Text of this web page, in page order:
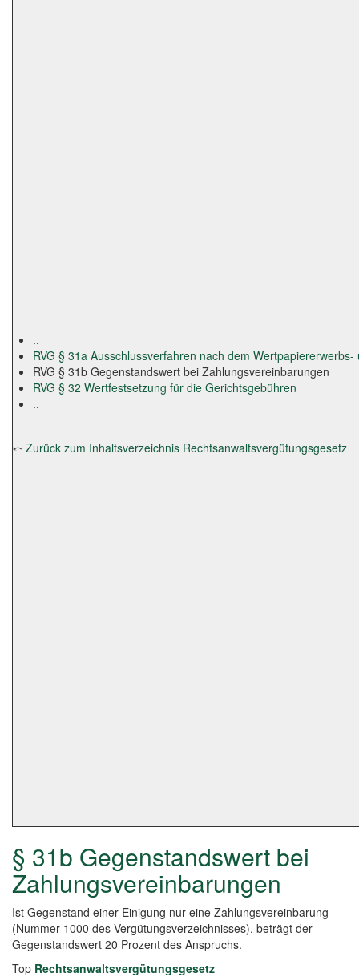
..
RVG § 31a Ausschlussverfahren nach dem
RVG § 31b Gegenstandswert bei Zahlungsvereinbarungen
RVG § 32 Wertfestsetzung für die Gerichtsgebühren
..
⤺ Zurück zum Inhaltsverzeichnis Rechtsanwaltsvergütungsgesetz
§ 31b Gegenstandswert bei
Zahlungsvereinbarungen
Ist Gegenstand einer Einigung nur eine Zahlungsvereinbarung
(Nummer 1000 des Vergütungsverzeichnisses), beträgt der
Gegenstandswert 20 Prozent des Anspruchs.
Top Rechtsanwaltsvergütungsgesetz